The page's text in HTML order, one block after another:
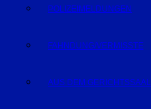
POLIZEIMELDUNGEN
FAHNDUNG/VERMISSTE
AUS DEM GERICHTSSAAL